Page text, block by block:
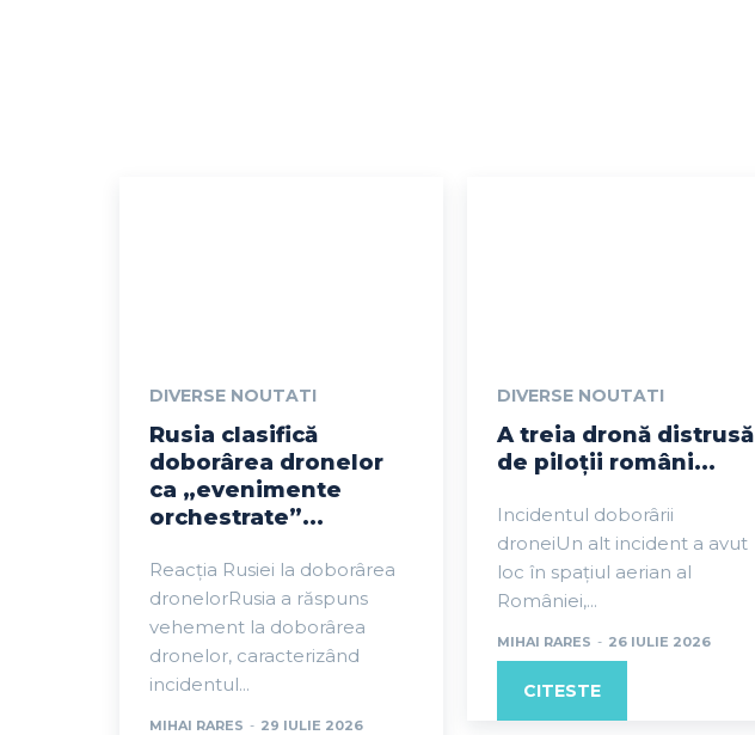
DIVERSE NOUTATI
Rusia clasifică
doborârea dronelor
ca „evenimente
orchestrate”...
Reacția Rusiei la doborârea
dronelorRusia a răspuns
vehement la doborârea
dronelor, caracterizând
incidentul...
MIHAI RARES - 29 IULIE 2026
DIVERSE NOUTATI
A treia dronă distrusă
de piloții români...
Incidentul doborârii
droneiUn alt incident a avut
loc în spațiul aerian al
României,...
MIHAI RARES - 26 IULIE 2026
CITESTE